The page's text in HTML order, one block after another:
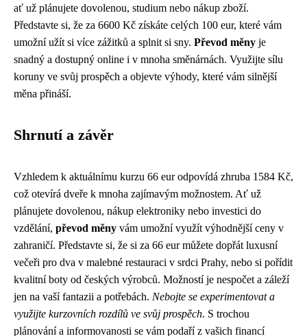
ať už plánujete dovolenou, studium nebo nákup zboží.
Představte si, že za 6600 Kč získáte celých 100 eur, které vám
umožní užít si více zážitků a splnit si sny. Převod měny je
snadný a dostupný online i v mnoha směnárnách. Využijte sílu
koruny ve svůj prospěch a objevte výhody, které vám silnější
měna přináší.
Shrnutí a závěr
Vzhledem k aktuálnímu kurzu 66 eur odpovídá zhruba 1584 Kč,
což otevírá dveře k mnoha zajímavým možnostem. Ať už
plánujete dovolenou, nákup elektroniky nebo investici do
vzdělání, převod měny vám umožní využít výhodnější ceny v
zahraničí. Představte si, že si za 66 eur můžete dopřát luxusní
večeři pro dva v malebné restauraci v srdci Prahy, nebo si pořídit
kvalitní boty od českých výrobců. Možností je nespočet a záleží
jen na vaší fantazii a potřebách. Nebojte se experimentovat a
využijte kurzovních rozdílů ve svůj prospěch. S trochou
plánování a informovanosti se vám podaří z vašich financí